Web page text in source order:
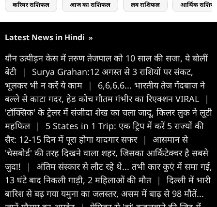
करियर राशिफल आज का राशिफल लव राशिफल आर्थिक
Latest News in Hindi »
यौन उत्पीड़न केस में तरुण तेजपाल को 10 साल की सजा, ये बोलीं
बेटी
|
Surya Grahan:12 अगस्त से 3 राशियों पर संकट,
भूलकर भी न करें ये काम
|
6,6,6,6... भारतीय तेज गेंदबाज ने
बल्ले से काटा गदर, हेड कोच गौतम गंभीर का रिएक्शन VIRAL
|
'टॉक्सिक' के ट्रेलर में संजीदा शेख का चला जादू, किलर लुक ने लूटी
महफिल |
5 States in 1 Trip: एक ट्रिप में करें 5 राज्यों की
सैर: 12-15 दिन में पूरा होगा यादगार सफर |
आसमान से
'चेसबोर्ड' की तरह दिखने वाला शहर, जिसका आर्किटेक्चर है सबसे
जुदा!
|
अंतिम संस्कार से लौट रहे थे... तभी कार कुएं में समा गई,
13 घंटे बाद निकली गाड़ी, 2 महिलाओं की मौत |
दिल्ली में भारी
बारिश से बढ़ गया यमुना का जलस्तर, असम में बाढ़ से 98 मौतें...